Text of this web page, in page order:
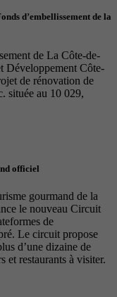
d’embellissement de la
de La Côte-de-
Développement Côte-
de rénovation de
située au 10 029,
officiel
gourmand de la
le nouveau Circuit
de
Le circuit propose
d’une dizaine de
et restaurants à visiter.